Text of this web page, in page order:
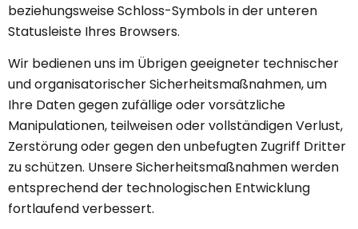
beziehungsweise Schloss-Symbols in der unteren
Statusleiste Ihres Browsers.
Wir bedienen uns im Übrigen geeigneter technischer
und organisatorischer Sicherheitsmaßnahmen, um
Ihre Daten gegen zufällige oder vorsätzliche
Manipulationen, teilweisen oder vollständigen Verlust,
Zerstörung oder gegen den unbefugten Zugriff Dritter
zu schützen. Unsere Sicherheitsmaßnahmen werden
entsprechend der technologischen Entwicklung
fortlaufend verbessert.